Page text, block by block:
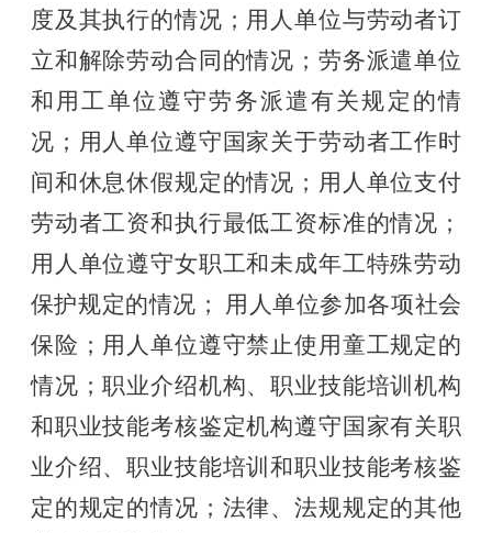
度及其执行的情况；用人单位与劳动者订
立和解除劳动合同的情况；劳务派遣单位
和用工单位遵守劳务派遣有关规定的情
况；用人单位遵守国家关于劳动者工作时
间和休息休假规定的情况；用人单位支付
劳动者工资和执行最低工资标准的情况；
用人单位遵守女职工和未成年工特殊劳动
保护规定的情况；
用人单位参加各项社会
保险；用人单位遵守禁止使用童工规定的
情况；职业介绍机构、职业技能培训机构
和职业技能考核鉴定机构遵守国家有关职
业介绍、职业技能培训和职业技能考核鉴
定的规定的情况；法律、法规规定的其他